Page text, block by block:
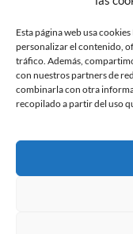
Esta página web usa
personalizar el contenido,
tráfico. Además,
con nuestros partners de
combinarla con otra
recopilado a partir del uso